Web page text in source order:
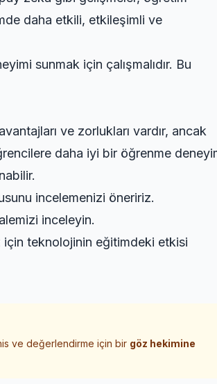
daha etkili, etkileşimli ve
sunmak için çalışmalıdır. Bu
ve zorlukları vardır, ancak
daha iyi bir öğrenme
incelemenizi öneririz.
inceleyin.
için teknolojinin eğitimdeki etkisi
ve değerlendirme için bir göz hekimine